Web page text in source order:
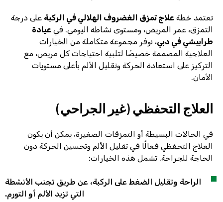
تعتمد خطة علاج تمزق الغضروف الهلالي في الركبة على درجة
التمزق، عمر المريض، ومستوى نشاطه اليومي. في عيادة
طرابيشي في دبي، نوفر مجموعة متكاملة من الخيارات
العلاجية المصممة خصيصًا لتلبية احتياجات كل مريض، مع
التركيز على استعادة الحركة وتقليل الألم بأعلى مستويات
الأمان.
العلاج التحفظي (غير الجراحي)
في الحالات البسيطة أو التمزقات الصغيرة، يمكن أن يكون
العلاج التحفظي فعالًا في تقليل الألم وتحسين الحركة دون
الحاجة للجراحة. تشمل هذه الخيارات:
الراحة وتقليل الضغط على الركبة، عن طريق تجنب الأنشطة
التي تزيد الألم أو التورم.